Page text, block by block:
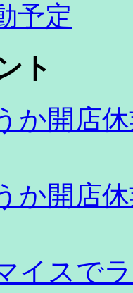
予定
ト
か開店
か開店
イスで